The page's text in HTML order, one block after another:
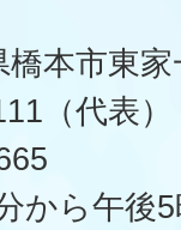
本市東家
（代表）
から午後